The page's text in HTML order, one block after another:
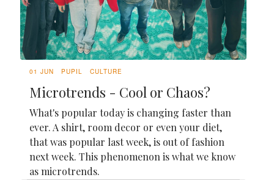
01 JUN PUPIL CULTURE
Microtrends - Cool or Chaos?
What's popular today is changing faster than
ever. A shirt, room decor or even your diet,
that was popular last week, is out of fashion
next week. This phenomenon is what we know
as microtrends.